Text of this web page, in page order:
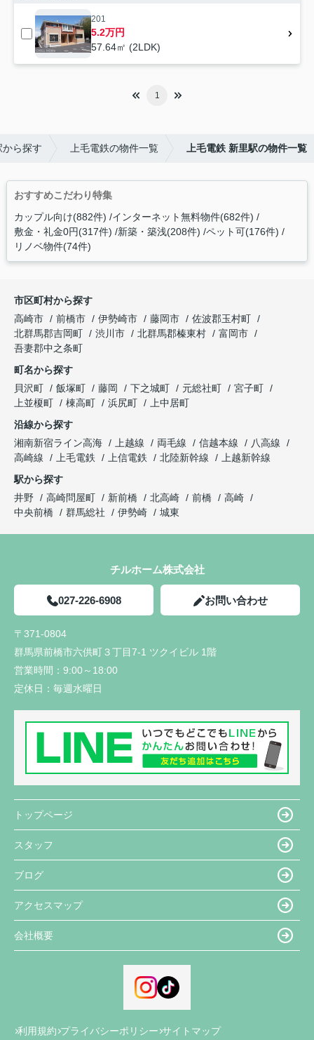
201
5.2万円
57.64㎡ (2LDK)
1
ら探す 上毛電鉄の物件一覧 上毛電鉄 新里駅の物件一覧
おすすめこだわり特集
カップル向け(882件) インターネット無料物件(682件)
敷金・礼金0円(317件) 新築・築浅(208件) ペット可(176件)
リノベ物件(74件)
市区町村から探す
高崎市
前橋市 伊勢崎市 藤岡市
佐波郡玉村町
北群馬郡吉岡町
渋川市 北群馬郡榛東村
富岡市
吾妻郡中之条町
町名から探す
貝沢町
飯塚町 藤岡 下之城町 元総社町
宮子町
上並榎町
棟高町 浜尻町
上中居町
沿線から探す
湘南新宿ライン高海
上越線 両毛線 信越本線
八高線
高崎線
上毛電鉄 上信電鉄 北陸新幹線
上越新幹線
駅から探す
井野
高崎問屋町 新前橋 北高崎 前橋
高崎
中央前橋
群馬総社 伊勢崎 城東
チルホーム株式会社
027-226-6908 お問い合わせ
〒371-0804
群馬県前橋市六供町３丁目7-1 ツクイビル 1階
営業時間： 9:00～18:00
定休日： 毎週水曜日
トップページ
スタッフ
ブログ
アクセスマップ
会社概要
利用規約 プライバシーポリシー サイトマップ